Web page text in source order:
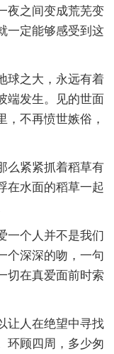
夜之间变成荒芜变
一定能够感受到这
球之大，永远有着
端发生。见的世面
，不再愤世嫉俗，
么紧紧抓着稻草有
在水面的稻草一起
一个人并不是我们
个深深的吻，一句
切在真爱面前时索
让人在绝望中寻找
环顾四周，多少匆